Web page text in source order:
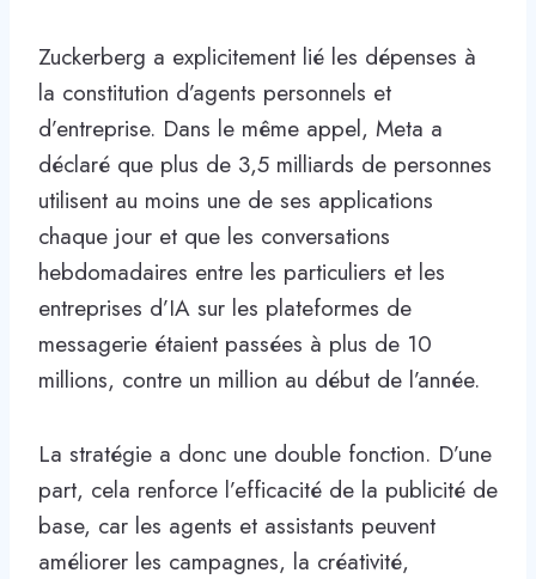
Zuckerberg a explicitement lié les dépenses à
la constitution d’agents personnels et
d’entreprise. Dans le même appel, Meta a
déclaré que plus de 3,5 milliards de personnes
utilisent au moins une de ses applications
chaque jour et que les conversations
hebdomadaires entre les particuliers et les
entreprises d’IA sur les plateformes de
messagerie étaient passées à plus de 10
millions, contre un million au début de l’année.
La stratégie a donc une double fonction. D’une
part, cela renforce l’efficacité de la publicité de
base, car les agents et assistants peuvent
améliorer les campagnes, la créativité,